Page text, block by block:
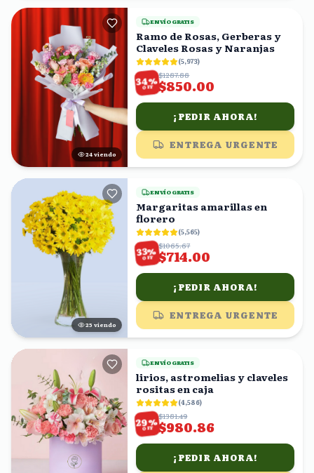
23 viendo
ENVÍO GRATIS
Ramo de Rosas, Gerberas y
Claveles Rosas y Naranjas
(5,973)
34%
OFF
$1287.88
$850.00
¡PEDIR AHORA!
ENTREGA URGENTE
25 viendo
ENVÍO GRATIS
Margaritas amarillas en
florero
(5,565)
33%
OFF
$1065.67
$714.00
¡PEDIR AHORA!
ENTREGA URGENTE
ENVÍO GRATIS
lirios, astromelias y claveles
rositas en caja
(4,586)
29%
OFF
$1381.49
$980.86
¡PEDIR AHORA!